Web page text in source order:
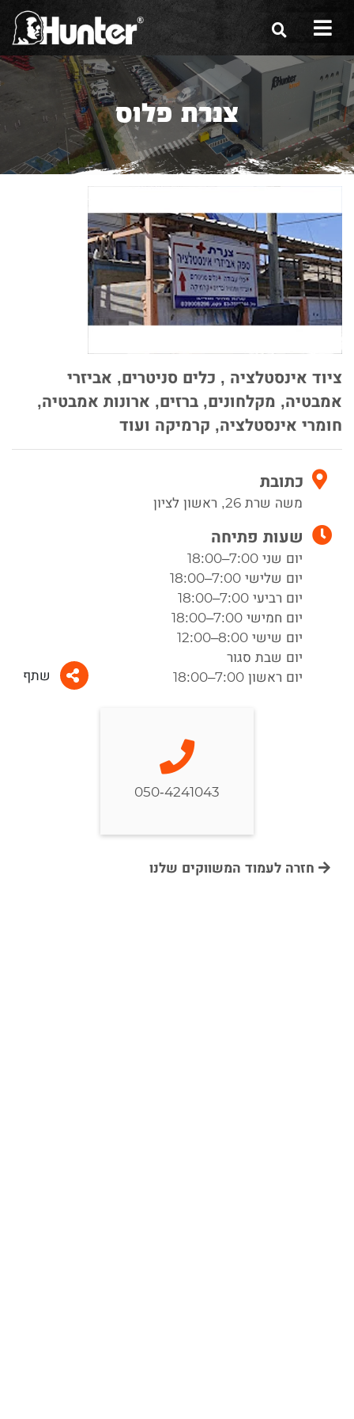
הסיפור שלנו
הכלים שלנו
תערוכות
משווקים
מגזין
שירות ואחריות
צור קשר
צנרת פלוס
ציוד אינסטלציה , כלים סניטרים, אביזרי
אמבטיה, מקלחונים, ברזים, ארונות אמבטיה,
חומרי אינסטלציה, קרמיקה ועוד
כתובת
משה שרת 26, ראשון לציון
שעות פתיחה
יום שני 7:00–18:00
יום שלישי 7:00–18:00
יום רביעי 7:00–18:00
יום חמישי 7:00–18:00
יום שישי 8:00–12:00
יום שבת סגור
יום ראשון 7:00–18:00
שתף
050-4241043
חזרה לעמוד המשווקים שלנו